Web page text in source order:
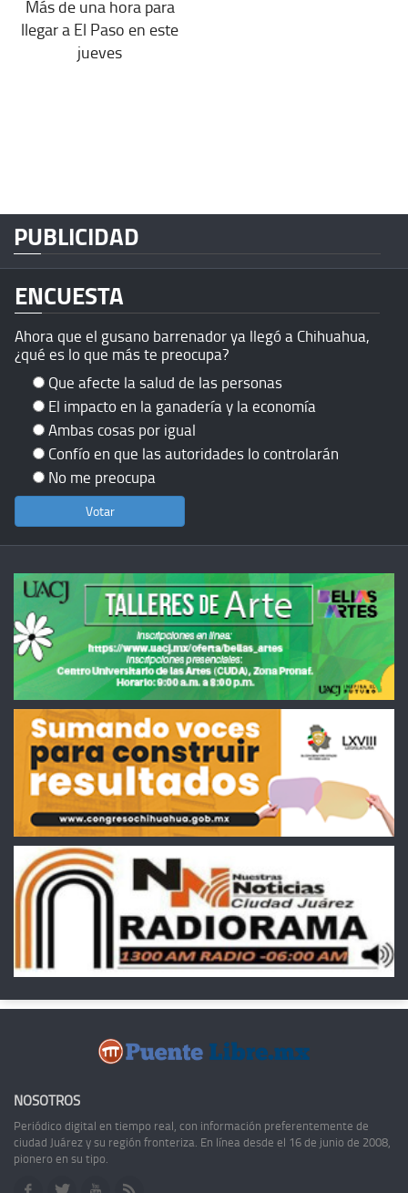
Más de una hora para
llegar a El Paso en este
jueves
PUBLICIDAD
ENCUESTA
Ahora que el gusano barrenador ya llegó a Chihuahua,
¿qué es lo que más te preocupa?
Que afecte la salud de las personas
El impacto en la ganadería y la economía
Ambas cosas por igual
Confío en que las autoridades lo controlarán
No me preocupa
NOSOTROS
Periódico digital en tiempo real, con información preferentemente de
ciudad Juárez y su región fronteriza. En línea desde el 16 de junio de 2008,
pionero en su tipo.